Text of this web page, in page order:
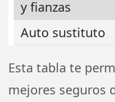
y fianzas
Auto sustituto
Esta tabla te
mejores seguros